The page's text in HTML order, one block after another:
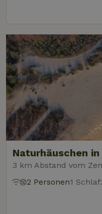
Naturhäuschen
3 km Abstand vom
2 Personen1